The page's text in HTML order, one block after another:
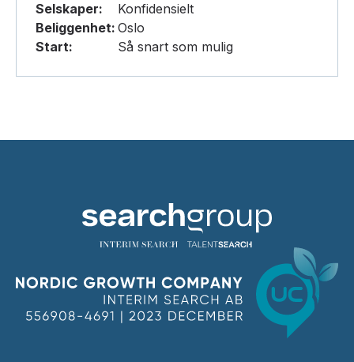
Selskaper:
Konfidensielt
Beliggenhet: Oslo
Start:
Så snart som mulig